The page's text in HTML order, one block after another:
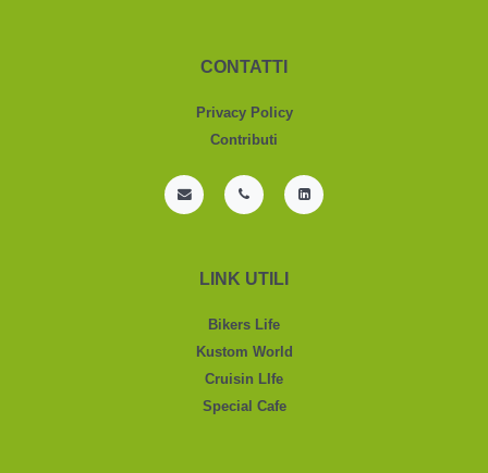
CONTATTI
Privacy Policy
Contributi
LINK UTILI
Bikers Life
Kustom World
Cruisin LIfe
Special Cafe